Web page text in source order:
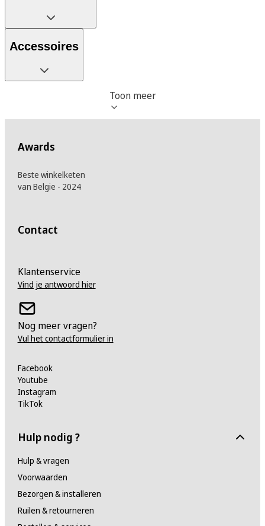
Accessoires
Toon meer
Awards
Beste winkelketen
van Belgie - 2024
Contact
Klantenservice
Vind je antwoord hier
Nog meer vragen?
Vul het contactformulier in
Facebook
Youtube
Instagram
TikTok
Hulp nodig ?
Hulp & vragen
Voorwaarden
Bezorgen & installeren
Ruilen & retourneren